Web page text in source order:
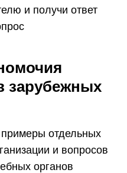
и получи ответ
зарубежных
отдельных
и вопросов
органов